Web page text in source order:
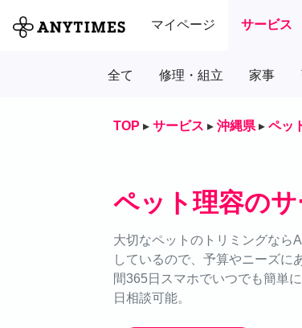
マイページ サービス
全て 修理・組立 家事
TOP ▸ サービス ▸ 沖縄県 ▸ ペッ
ペット理容の
大切なペットのトリミングなら
しているので、予算やニーズに
間365日スマホでいつでも簡単
日相談可能。